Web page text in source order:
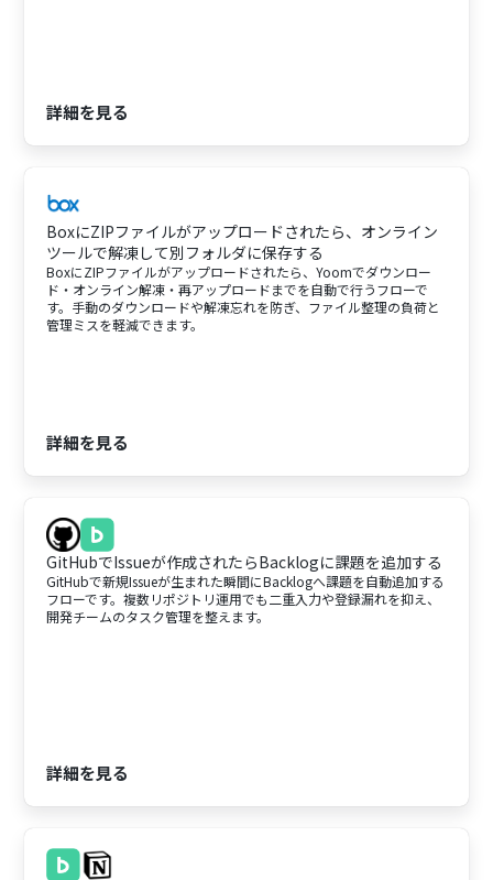
詳細を見る
BoxにZIPファイルがアップロードされたら、オンライン
ツールで解凍して別フォルダに保存する
BoxにZIPファイルがアップロードされたら、Yoomでダウンロー
ド・オンライン解凍・再アップロードまでを自動で行うフローで
す。手動のダウンロードや解凍忘れを防ぎ、ファイル整理の負荷と
管理ミスを軽減できます。
詳細を見る
GitHubでIssueが作成されたらBacklogに課題を追加する
GitHubで新規Issueが生まれた瞬間にBacklogへ課題を自動追加する
フローです。複数リポジトリ運用でも二重入力や登録漏れを抑え、
開発チームのタスク管理を整えます。
詳細を見る